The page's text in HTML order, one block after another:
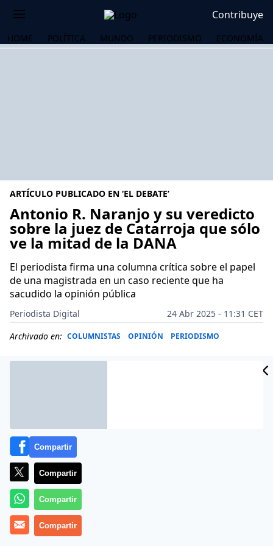
Contribuye
HOME POLÍTICA MUNDO PERIODISMO ECONOMÍA
ARTÍCULO PUBLICADO EN ‘EL DEBATE’
Antonio R. Naranjo y su veredicto
sobre la juez de Catarroja que sólo
ve la mitad de la DANA
El periodista firma una columna crítica sobre el papel
de una magistrada en un caso reciente que ha
sacudido la opinión pública
Periodista Digital
24 Abr 2025 - 11:31 CET
Archivado en: COLUMNISTAS OPINIÓN PERIODISMO
Más información
Compartir
Compartir
Compartir
Compartir